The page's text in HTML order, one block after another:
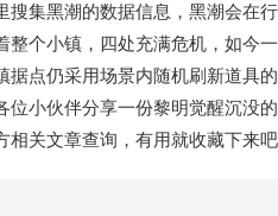
搜集黑潮的数据信息，黑潮会在
整个小镇，四处充满危机，如今
据点仍采用场景内随机刷新道具
位小伙伴分享一份黎明觉醒沉没
关文章查询，有用就收藏下来吧